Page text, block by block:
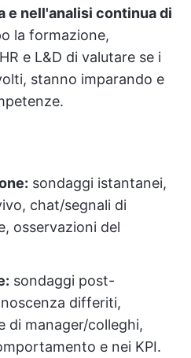
e nell'analisi continua di
la formazione,
e L&D di valutare se i
stanno imparando e
sondaggi istantanei,
chat/segnali di
osservazioni del
sondaggi post-
differiti,
di manager/colleghi,
e nei KPI.